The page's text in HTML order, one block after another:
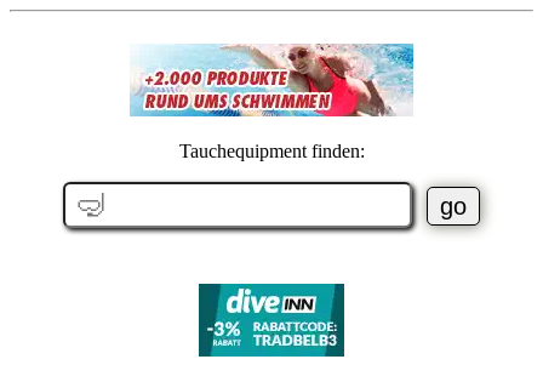
Tauchequipment finden: